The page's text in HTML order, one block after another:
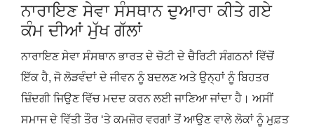
ਨਾਰਾਇਣ ਸੇਵਾ ਸੰਸਥਾਨ ਦੁਆਰਾ ਕੀਤੇ ਗਏ
ਕੰਮ ਦੀਆਂ ਮੁੱਖ ਗੱਲਾਂ
ਨਾਰਾਇਣ ਸੇਵਾ ਸੰਸਥਾਨ ਭਾਰਤ ਦੇ ਚੋਟੀ ਦੇ ਚੈਰਿਟੀ ਸੰਗਠਨਾਂ ਵਿੱਚੋਂ
ਇੱਕ ਹੈ, ਜੋ ਲੋੜਵੰਦਾਂ ਦੇ ਜੀਵਨ ਨੂੰ ਬਦਲਣ ਅਤੇ ਉਨ੍ਹਾਂ ਨੂੰ ਬਿਹਤਰ
ਜ਼ਿੰਦਗੀ ਜਿਉਣ ਵਿੱਚ ਮਦਦ ਕਰਨ ਲਈ ਜਾਣਿਆ ਜਾਂਦਾ ਹੈ। ਅਸੀਂ
ਸਮਾਜ ਦੇ ਵਿੱਤੀ ਤੌਰ ‘ਤੇ ਕਮਜ਼ੋਰ ਵਰਗਾਂ ਤੋਂ ਆਉਣ ਵਾਲੇ ਲੋਕਾਂ ਨੂੰ ਮੁਫ਼ਤ